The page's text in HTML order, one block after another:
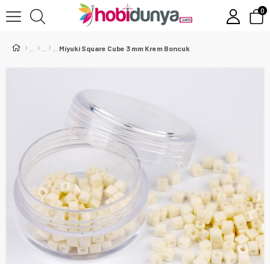
0
Miyuki Square Cube 3 mm Krem Boncuk